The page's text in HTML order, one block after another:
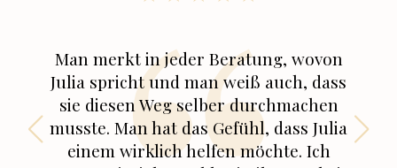
Man merkt in jeder Beratung, wovon
Julia spricht und man weiß auch, dass
sie diesen Weg selber durchmachen
musste. Man hat das Gefühl, dass Julia
einem wirklich helfen möchte. Ich